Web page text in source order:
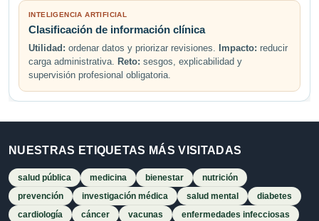
INTELIGENCIA ARTIFICIAL
Clasificación de información clínica
Utilidad: ordenar datos y priorizar revisiones. Impacto: reducir
carga administrativa. Reto: sesgos, explicabilidad y
supervisión profesional obligatoria.
NUESTRAS ETIQUETAS MÁS VISITADAS
salud pública medicina bienestar
nutrición
prevención
investigación médica salud mental
diabetes
cardiología
cáncer vacunas
enfermedades infecciosas